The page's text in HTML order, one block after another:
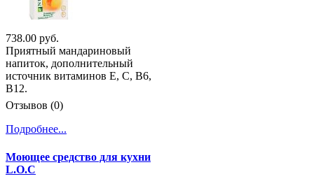
738.00 руб.
Приятный мандариновый
напиток, дополнительный
источник витаминов Е, С, В6,
В12.
Отзывов (0)
Подробнее...
Моющее средство для кухни
L.O.C